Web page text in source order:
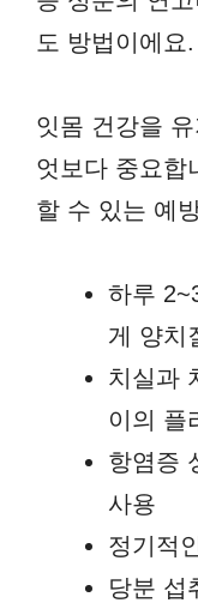
도 방법이에요.
잇몸 건강을
엇보다 중요합
할 수 있는 예
하루
게 양치
치실과
이의 플
항염증
사용
정기적
당분 섭